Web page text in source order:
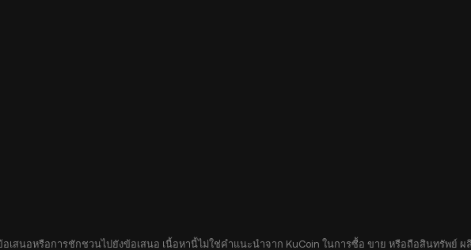
เสนอหรือการชักชวนไปยังข้อเสนอ เนื้อหานี้ไม่ใช่คำแนะนำจาก KuCoin ในการซื้อ ขาย หรือถือสินทรัพย์ ผ